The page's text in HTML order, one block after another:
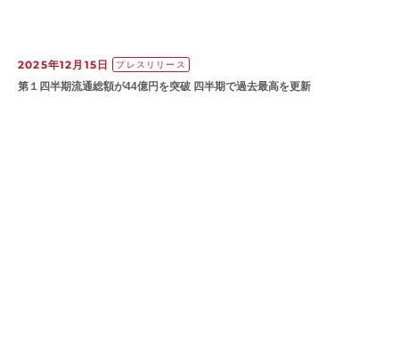
2025年12月15日 プレスリリース
第１四半期流通総額が44億円を突破 四半期で過去最高を更新